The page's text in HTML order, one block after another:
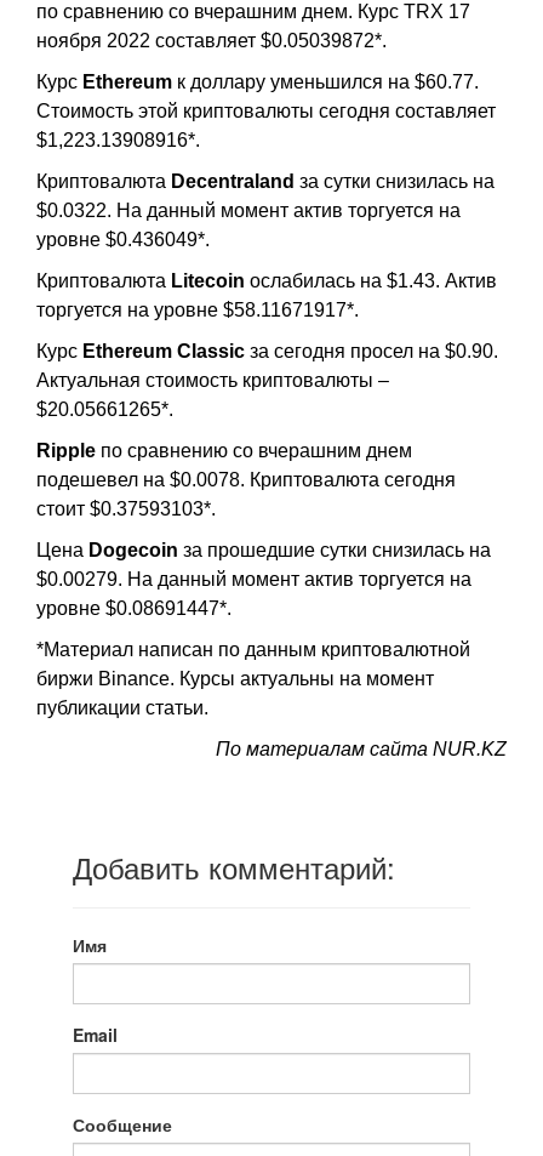
по сравнению со вчерашним днем. Курс TRX 17
ноября 2022 составляет $0.05039872*.
Курс Ethereum к доллару уменьшился на $60.77.
Стоимость этой криптовалюты сегодня составляет
$1,223.13908916*.
Криптовалюта Decentraland за сутки снизилась на
$0.0322. На данный момент актив торгуется на
уровне $0.436049*.
Криптовалюта Litecoin ослабилась на $1.43. Актив
торгуется на уровне $58.11671917*.
Курс Ethereum Classic за сегодня просел на $0.90.
Актуальная стоимость криптовалюты –
$20.05661265*.
Ripple по сравнению со вчерашним днем
подешевел на $0.0078. Криптовалюта сегодня
стоит $0.37593103*.
Цена Dogecoin за прошедшие сутки снизилась на
$0.00279. На данный момент актив торгуется на
уровне $0.08691447*.
*Материал написан по данным криптовалютной
биржи Binance. Курсы актуальны на момент
публикации статьи.
По материалам сайта NUR.KZ
Добавить комментарий:
Имя
Email
Сообщение